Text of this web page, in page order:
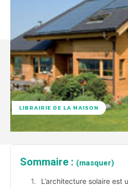
LIBRAIRIE DE LA MAISON
Sommaire : (masquer)
L’architecture solaire